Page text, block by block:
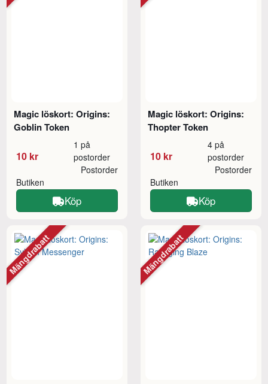
Magic löskort: Origins:
Goblin Token
10 kr
1 på
postorder
Butiken
Postorder
Köp
Magic löskort: Origins:
Thopter Token
10 kr
4 på
postorder
Butiken
Postorder
Köp
Mängdrabatt Mängdrabatt